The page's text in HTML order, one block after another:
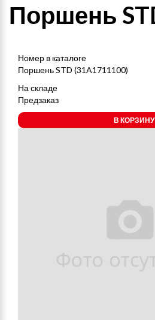
Поршень
Номер в каталоге
Поршень STD (31A1711100)
На складе
Предзаказ
В КОРЗИНУ